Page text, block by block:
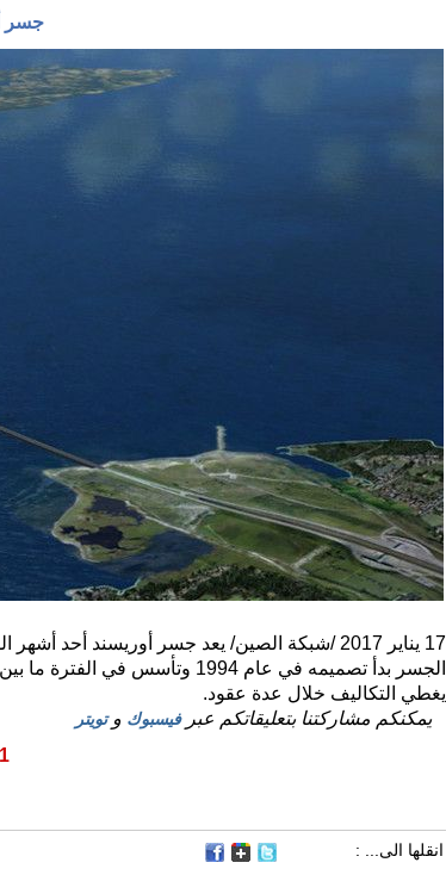
جسر
17 يناير 2017 /شبكة الصين/ يعد جسر أوريسند
يغطي التكاليف خلال عدة عقود.
يمكنكم مشاركتنا بتعليقاتكم عبرفيسبوك وتويتر
1
انقلها الى... :